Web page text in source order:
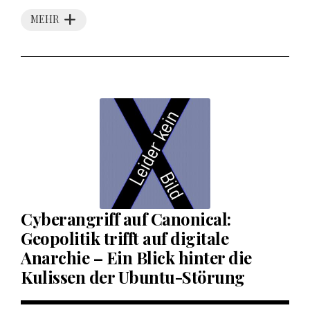
MEHR
Cyberangriff auf Canonical:
Geopolitik trifft auf digitale
Anarchie – Ein Blick hinter die
Kulissen der Ubuntu-Störung